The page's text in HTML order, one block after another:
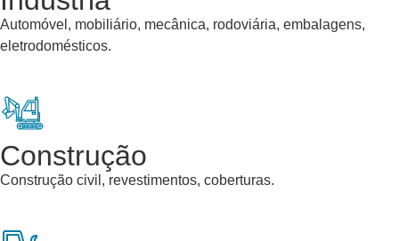
Automóvel, mobiliário, mecânica, rodoviária, embalagens,
eletrodomésticos.
Construção
Construção civil, revestimentos, coberturas.